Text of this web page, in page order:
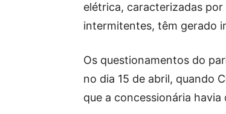
elétrica, caracterizadas
intermitentes, têm gerado
Os questionamentos do
no dia 15 de abril, quando
que a concessionária